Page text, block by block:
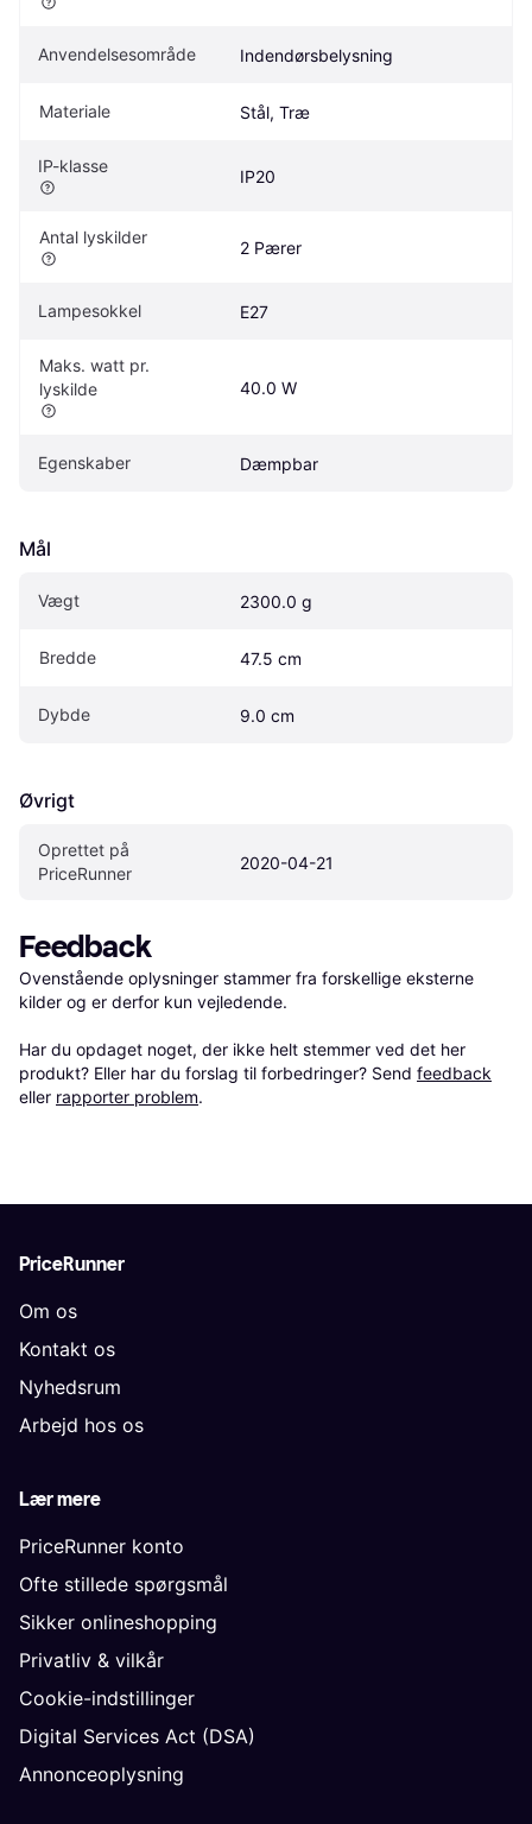
Anvendelsesområde Indendørsbelysning
Materiale Stål, Træ
IP-klasse
IP20
Antal lyskilder
2 Pærer
Lampesokkel E27
Maks. watt pr.
lyskilde
40.0 W
Egenskaber Dæmpbar
Mål
Vægt 2300.0 g
Bredde 47.5 cm
Dybde 9.0 cm
Øvrigt
Oprettet på
PriceRunner
2020-04-21
Feedback
Ovenstående oplysninger stammer fra forskellige eksterne
kilder og er derfor kun vejledende.
Har du opdaget noget, der ikke helt stemmer ved det her
produkt? Eller har du forslag til forbedringer? Send feedback
eller rapporter problem.
PriceRunner
Om os
Kontakt os
Nyhedsrum
Arbejd hos os
Lær mere
PriceRunner konto
Ofte stillede spørgsmål
Sikker onlineshopping
Privatliv & vilkår
Cookie-indstillinger
Digital Services Act (DSA)
Annonceoplysning